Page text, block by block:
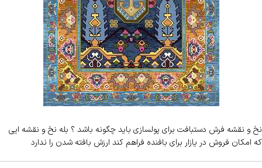
نخ و نقشه فرش دستبافت برای پولسازی باید چگونه باشد ؟ بله نخ و نقشه ایی
که امکان فروش در یازار برای بافنده فراهم کند ارزش بافته شدن را ندارد